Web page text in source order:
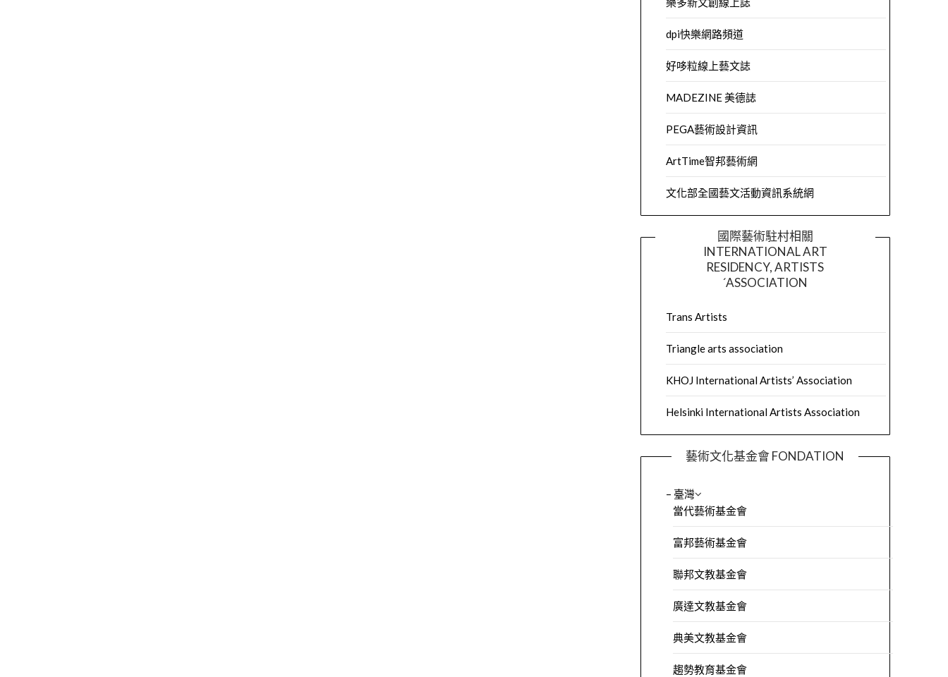
dpi快樂網路頻道
好哆粒線上藝文誌
MADEZINE 美德誌
PEGA藝術設計資訊
ArtTime智邦藝術網
文化部全國藝文活動資訊系統網
國際藝術駐村相關
INTERNATIONAL ART
RESIDENCY, ARTISTS
´ASSOCIATION
Trans Artists
Triangle arts association
KHOJ International Artists’ Association
Helsinki International Artists Association
藝術文化基金會 FONDATION
– 臺灣
當代藝術基金會
富邦藝術基金會
聯邦文教基金會
廣達文教基金會
典美文教基金會
趨勢教育基金會